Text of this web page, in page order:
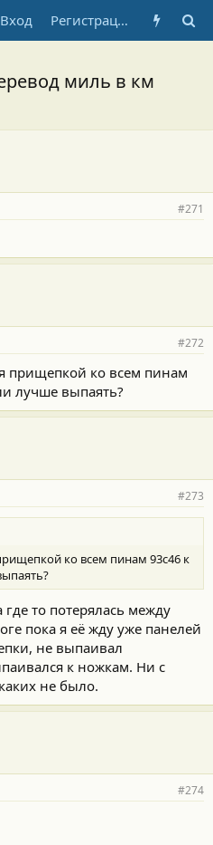
Вход Регистрация
миль в км
#271
#272
прищепкой ко всем пинам
лучше выпаять?
#273
ко всем пинам 93с46 к
то потерялась между
пока я её жду уже панелей
не выпаивал
к ножкам. Ни с
не было.
#274